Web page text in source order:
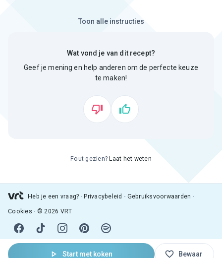
Start met koken Bewaar
Toon alle instructies
Wat vond je van dit recept?
Geef je mening en help anderen om de perfecte keuze
te maken!
Fout gezien? Laat het weten
Heb je een vraag? Privacybeleid Gebruiksvoorwaarden
Cookies © 2026 VRT